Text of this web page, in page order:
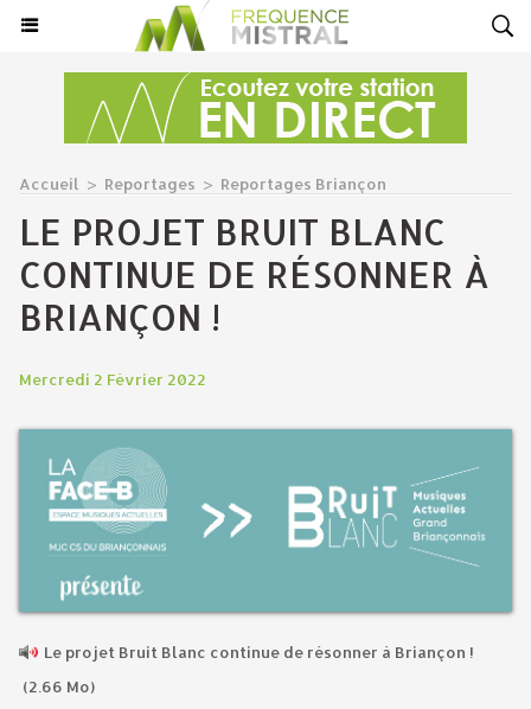
Accueil > Reportages > Reportages Briançon
LE PROJET BRUIT BLANC
CONTINUE DE RÉSONNER À
BRIANÇON !
Mercredi 2 Février 2022
Le projet Bruit Blanc continue de résonner à Briançon !
(2.66 Mo)